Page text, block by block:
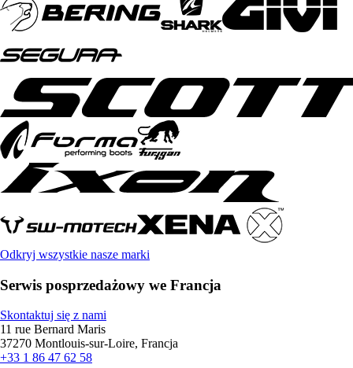
Odkryj wszystkie nasze marki
Serwis posprzedażowy we Francja
Skontaktuj się z nami
11 rue Bernard Maris
37270 Montlouis-sur-Loire, Francja
+33 1 86 47 62 58